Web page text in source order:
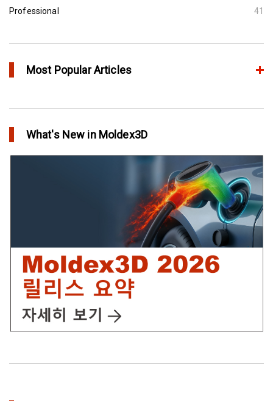
Professional 41
Most Popular Articles
in Top Story
IC Packaging 제품의 물리적 강도 확보를 위한 Post Mold
어닐링을 통해 플라스틱 제품에 가치를 추가
What's New in Moldex3D